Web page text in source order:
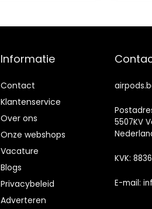
Waterdicht in
(Rosegold)
Bas
Informatie
Contact
Klantenservice
Over ons
Onze webshops
Vacature
Blogs
Privacybeleid
Adverteren
5507KV
KVK:
E-mail: